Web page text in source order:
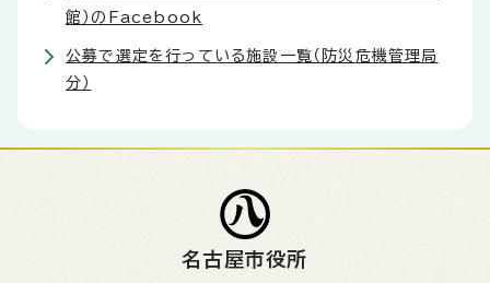
館）のFacebook
公募で選定を行っている施設一覧（防災危機管理局
分）
名古屋市役所